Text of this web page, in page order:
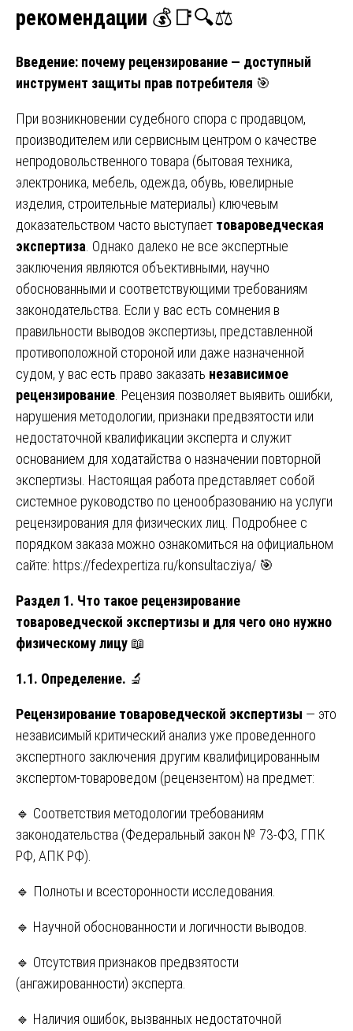
рекомендации 💰📑🔍⚖️
Введение: почему рецензирование — доступный
инструмент защиты прав потребителя 🎯
При возникновении судебного спора с продавцом,
производителем или сервисным центром о качестве
непродовольственного товара (бытовая техника,
электроника, мебель, одежда, обувь, ювелирные
изделия, строительные материалы) ключевым
доказательством часто выступает товароведческая
экспертиза. Однако далеко не все экспертные
заключения являются объективными, научно
обоснованными и соответствующими требованиям
законодательства. Если у вас есть сомнения в
правильности выводов экспертизы, представленной
противоположной стороной или даже назначенной
судом, у вас есть право заказать независимое
рецензирование. Рецензия позволяет выявить ошибки,
нарушения методологии, признаки предвзятости или
недостаточной квалификации эксперта и служит
основанием для ходатайства о назначении повторной
экспертизы. Настоящая работа представляет собой
системное руководство по ценообразованию на услуги
рецензирования для физических лиц. Подробнее с
порядком заказа можно ознакомиться на официальном
сайте: https://fedexpertiza.ru/konsultacziya/ 🎯
Раздел 1. Что такое рецензирование
товароведческой экспертизы и для чего оно нужно
физическому лицу 📖
1.1. Определение. 🔬
Рецензирование товароведческой экспертизы — это
независимый критический анализ уже проведенного
экспертного заключения другим квалифицированным
экспертом-товароведом (рецензентом) на предмет:
🔹 Соответствия методологии требованиям
законодательства (Федеральный закон № 73-ФЗ, ГПК
РФ, АПК РФ).
🔹 Полноты и всесторонности исследования.
🔹 Научной обоснованности и логичности выводов.
🔹 Отсутствия признаков предвзятости
(ангажированности) эксперта.
🔹 Наличия ошибок, вызванных недостаточной